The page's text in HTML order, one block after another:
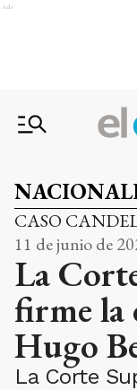
Ads
CASO
11 de junio de
La
firme la
Hugo
La Corte